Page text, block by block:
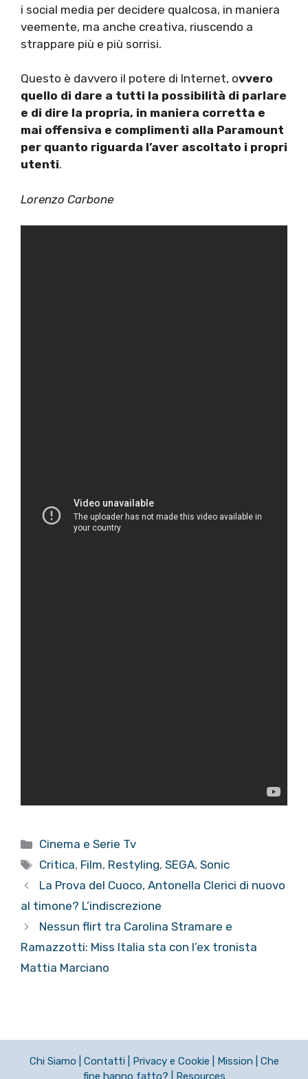
i social media per decidere qualcosa, in maniera
veemente, ma anche creativa, riuscendo a
strappare più e più sorrisi.
Questo è davvero il potere di Internet, ovvero
quello di dare a tutti la possibilità di parlare
e di dire la propria, in maniera corretta e
mai offensiva e complimenti alla Paramount
per quanto riguarda l’aver ascoltato i propri
utenti.
Lorenzo Carbone
Categorie
Cinema e Serie Tv
Tag
Critica, Film, Restyling,SEGA,Sonic
La Prova del Cuoco, Antonella Clerici di nuovo
al timone? L’indiscrezione
Nessun flirt tra Carolina Stramare e
Ramazzotti: Miss Italia sta con l’ex tronista
Mattia Marciano
Chi Siamo Contatti Privacy e Cookie Mission
Che